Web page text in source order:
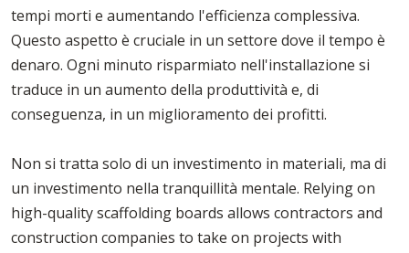
tempi morti e aumentando l'efficienza complessiva.
Questo aspetto è cruciale in un settore dove il tempo è
denaro. Ogni minuto risparmiato nell'installazione si
traduce in un aumento della produttività e, di
conseguenza, in un miglioramento dei profitti.
Non si tratta solo di un investimento in materiali, ma di
un investimento nella tranquillità mentale. Relying on
high-quality scaffolding boards allows contractors and
construction companies to take on projects with